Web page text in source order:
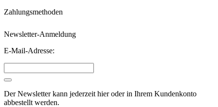
Zahlungsmethoden
Newsletter-Anmeldung
E-Mail-Adresse:
Der Newsletter kann jederzeit hier oder in Ihrem Kundenkonto
abbestellt werden.